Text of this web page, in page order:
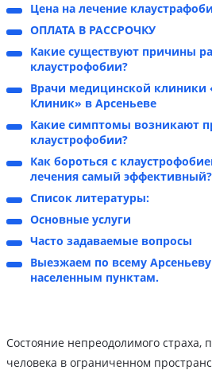
Цена на лечение
ОПЛАТА В РАССРОЧКУ
Какие существуют причины
клаустрофобии?
Врачи медицинской клиники
Клиник» в Арсеньеве
Какие симптомы возникают
клаустрофобии?
Как бороться с
лечения самый эффективный?
Список литературы:
Основные услуги
Часто задаваемые вопросы
Выезжаем по всему
населенным пунктам.
Состояние непреодолимого страха,
человека в ограниченном